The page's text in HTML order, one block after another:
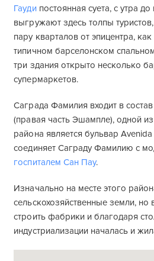
Гаудипостоянная суета, с утра
выгружают здесь толпы
пару кварталов от эпицентра,
типичном барселонском
три здания открыто несколько
супермаркетов.
Саграда Фамилия входит в
(правая часть Эшампле), одной
района является бульвар
соединяет Саграду Фамилию с
госпиталем Сан Пау.
Изначально на месте этого
сельскохозяйственные земли, но
строить фабрики и благодаря
индустриализации началась и